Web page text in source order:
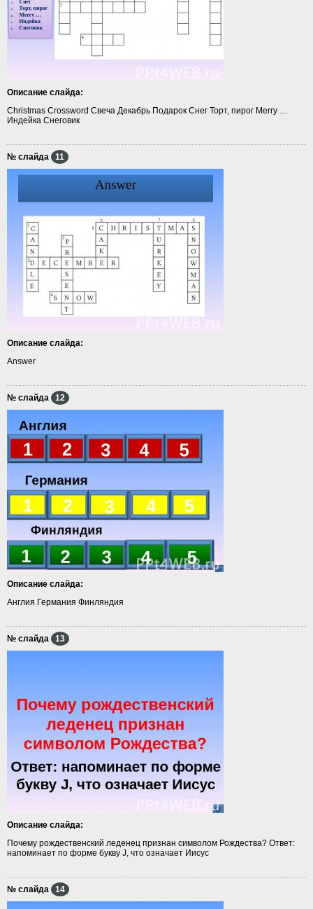
Описание слайда:
Christmas Crossword Свеча Декабрь Подарок Снег Торт, пирог Merry …
Индейка Снеговик
№ слайда 11
Описание слайда:
Answer
№ слайда 12
Описание слайда:
Англия Германия Финляндия
№ слайда 13
Описание слайда:
Почему рождественский леденец признан символом Рождества? Ответ:
напоминает по форме букву J, что означает Иисус
№ слайда 14